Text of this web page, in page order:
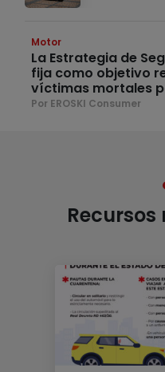
Motor
La Estrategia de
fija como objetivo
víctimas mortales
Por EROSKI Consumer